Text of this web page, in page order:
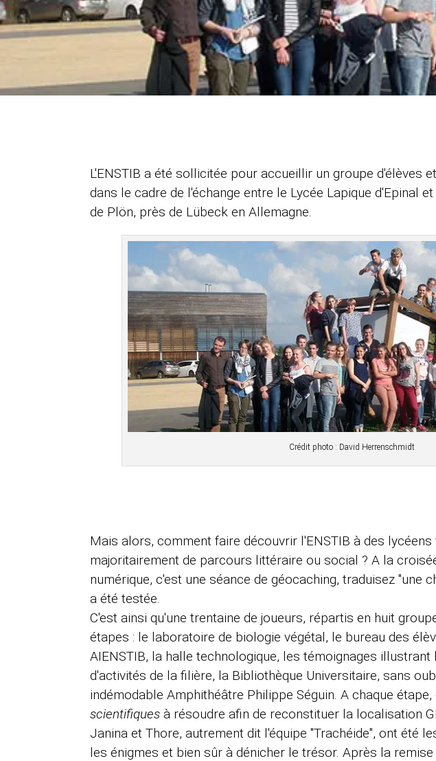
L'ENSTIB a été sollicitée pour accueillir un groupe d'élèves
dans le cadre de l'échange entre le Lycée Lapique d'Epinal
de Plön, près de Lübeck en Allemagne.
Crédit photo : David Herrenschmidt
Mais alors, comment faire découvrir l'ENSTIB à des
majoritairement de parcours littéraire ou social ? A la
numérique, c'est une séance de géocaching, traduisez "une
a été testée.
C'est ainsi qu'une trentaine de joueurs, répartis en huit
étapes : le laboratoire de biologie végétal, le bureau des
AIENSTIB, la halle technologique, les témoignages
d'activités de la filière, la Bibliothèque Universitaire, sans
indémodable Amphithéâtre Philippe Séguin. A chaque
scientifiques à résoudre afin de reconstituer la localisation
Janina et Thore, autrement dit l'équipe "Trachéide", ont été
les énigmes et bien sûr à dénicher le trésor. Après la